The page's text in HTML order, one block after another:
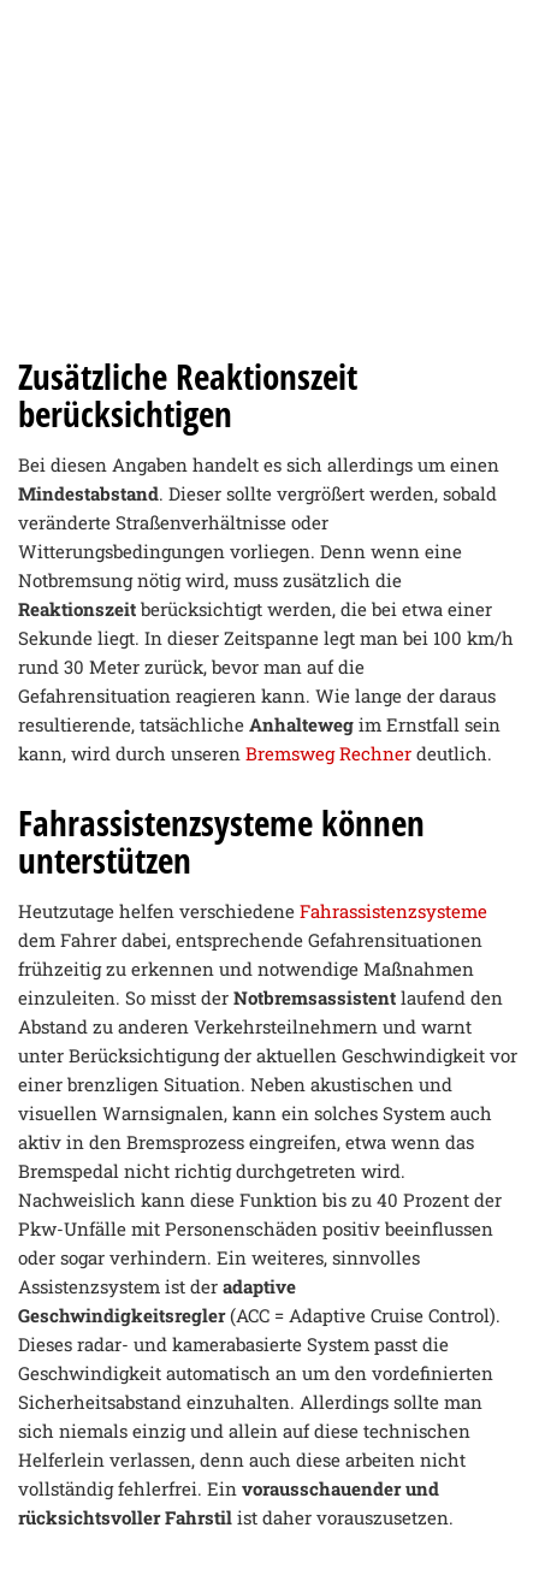
Zusätzliche Reaktionszeit
berücksichtigen
Bei diesen Angaben handelt es sich allerdings um einen
Mindestabstand. Dieser sollte vergrößert werden, sobald
veränderte Straßenverhältnisse oder
Witterungsbedingungen vorliegen. Denn wenn eine
Notbremsung nötig wird, muss zusätzlich die
Reaktionszeit berücksichtigt werden, die bei etwa einer
Sekunde liegt. In dieser Zeitspanne legt man bei 100 km/h
rund 30 Meter zurück, bevor man auf die
Gefahrensituation reagieren kann. Wie lange der daraus
resultierende, tatsächliche Anhalteweg im Ernstfall sein
kann, wird durch unseren Bremsweg Rechner deutlich.
Fahrassistenzsysteme können
unterstützen
Heutzutage helfen verschiedene Fahrassistenzsysteme
dem Fahrer dabei, entsprechende Gefahrensituationen
frühzeitig zu erkennen und notwendige Maßnahmen
einzuleiten. So misst der Notbremsassistent laufend den
Abstand zu anderen Verkehrsteilnehmern und warnt
unter Berücksichtigung der aktuellen Geschwindigkeit vor
einer brenzligen Situation. Neben akustischen und
visuellen Warnsignalen, kann ein solches System auch
aktiv in den Bremsprozess eingreifen, etwa wenn das
Bremspedal nicht richtig durchgetreten wird.
Nachweislich kann diese Funktion bis zu 40 Prozent der
Pkw-Unfälle mit Personenschäden positiv beeinflussen
oder sogar verhindern. Ein weiteres, sinnvolles
Assistenzsystem ist der adaptive
Geschwindigkeitsregler(ACC = Adaptive Cruise Control).
Dieses radar- und kamerabasierte System passt die
Geschwindigkeit automatisch an um den vordefinierten
Sicherheitsabstand einzuhalten. Allerdings sollte man
sich niemals einzig und allein auf diese technischen
Helferlein verlassen, denn auch diese arbeiten nicht
vollständig fehlerfrei. Ein vorausschauender und
rücksichtsvoller Fahrstil ist daher vorauszusetzen.